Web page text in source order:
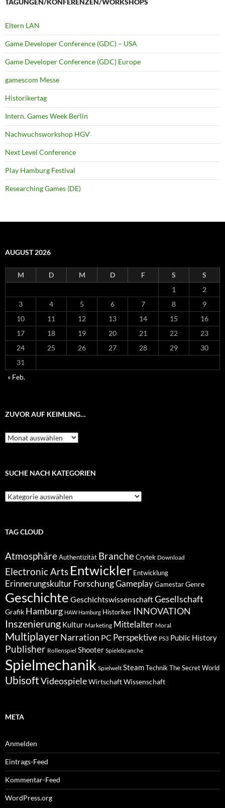
TAGUNGEN/KONFERENZEN/WORKSHOPS
Eltern LAN
Game Developer Conference (GDC) – USA
Game Developer Conference (GDC) Europe
gamescom Messe
Historikertag
Intern. Games Week Berlin
Nachwuchsworkshop HGV
Next Level Conference
Play Hamburg Festival
Researching Games (DE)
AUGUST 2026
M D M D F S
S
1
2
3
4 5 6 7 8
9
10
11 12 13 14 15
16
17
18 19 20 21 22
23
24
25 26 27 28 29
30
31
« Feb.
ZUVOR AUF KEIMLING…
Zuvor
auf
SUCHE NACH KATEGORIEN
Suche
nach
TAG CLOUD
Atmosphäre Authentizität Branche Crytek Download
Electronic Arts Entwickler Entwicklung
Erinnerungskultur ForschungGameplay Gamestar Genre
Geschichte GeschichtswissenschaftGesellschaft
Grafik Hamburg HAW Hamburg Historiker INNOVATION
Inszenierung Kultur Marketing Mittelalter Moral
MultiplayerNarration PC Perspektive PS3 Public History
Publisher Rollenspiel Shooter Spielebranche
Spielmechanik Spielwelt Steam Technik The Secret World
UbisoftVideospieleWirtschaftWissenschaft
META
Anmelden
Eintrags-Feed
Kommentar-Feed
WordPress.org